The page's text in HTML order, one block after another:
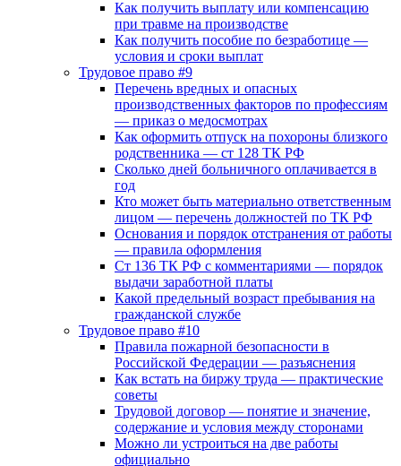
Как получить выплату или компенсацию
при травме на производстве
Как получить пособие по безработице —
условия и сроки выплат
Трудовое право #9
Перечень вредных и опасных
производственных факторов по профессиям
— приказ о медосмотрах
Как оформить отпуск на похороны близкого
родственника — ст 128 ТК РФ
Сколько дней больничного оплачивается в
год
Кто может быть материально ответственным
лицом — перечень должностей по ТК РФ
Основания и порядок отстранения от работы
— правила оформления
Ст 136 ТК РФ с комментариями — порядок
выдачи заработной платы
Какой предельный возраст пребывания на
гражданской службе
Трудовое право #10
Правила пожарной безопасности в
Российской Федерации — разъяснения
Как встать на биржу труда — практические
советы
Трудовой договор — понятие и значение,
содержание и условия между сторонами
Можно ли устроиться на две работы
официально